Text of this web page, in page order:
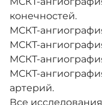
конечностей.
МСКТ-
МСКТ-
МСКТ-
МСКТ-
артерий.
Все